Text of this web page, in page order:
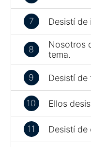
7 Desistí de
8
Nosotros
tema.
9 Desistí de
10 Ellos
11 Desistí de